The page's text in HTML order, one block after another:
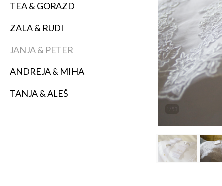
TEA & GORAZD
ZALA & RUDI
JANJA & PETER
ANDREJA & MIHA
TANJA & ALEŠ